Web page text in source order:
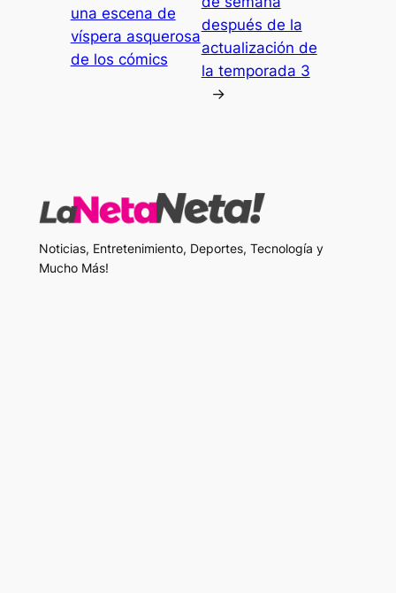
una escena de
víspera asquerosa
de los cómics
después de la
actualización de
la temporada 3
→
Noticias, Entretenimiento, Deportes, Tecnología y
Mucho Más!